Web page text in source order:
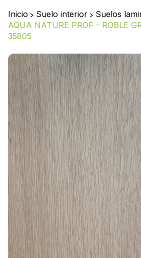
Inicio > Suelo interior > Suelos
AQUA NATURE PROF - ROBLE
35805